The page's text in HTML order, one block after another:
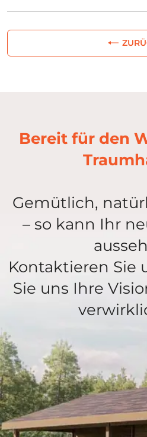
Bereit für den
Gemütlich,
– so kann Ihr
Kontaktieren Sie
Sie uns Ihre